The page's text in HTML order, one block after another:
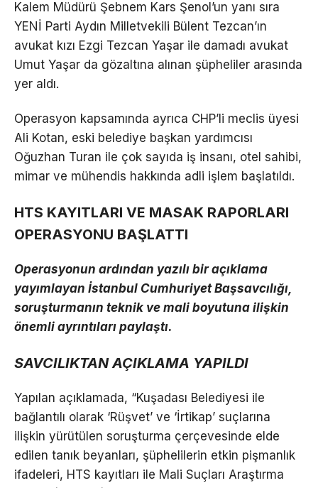
Kalem Müdürü Şebnem Kars Şenol’un yanı sıra
YENİ Parti Aydın Milletvekili Bülent Tezcan’ın
avukat kızı Ezgi Tezcan Yaşar ile damadı avukat
Umut Yaşar da gözaltına alınan şüpheliler arasında
yer aldı.
Operasyon kapsamında ayrıca CHP’li meclis üyesi
Ali Kotan, eski belediye başkan yardımcısı
Oğuzhan Turan ile çok sayıda iş insanı, otel sahibi,
mimar ve mühendis hakkında adli işlem başlatıldı.
HTS KAYITLARI VE MASAK RAPORLARI
OPERASYONU BAŞLATTI
Operasyonun ardından yazılı bir açıklama
yayımlayan İstanbul Cumhuriyet Başsavcılığı,
soruşturmanın teknik ve mali boyutuna ilişkin
önemli ayrıntıları paylaştı.
SAVCILIKTAN AÇIKLAMA YAPILDI
Yapılan açıklamada, “Kuşadası Belediyesi ile
bağlantılı olarak ‘Rüşvet’ ve ‘İrtikap’ suçlarına
ilişkin yürütülen soruşturma çerçevesinde elde
edilen tanık beyanları, şüphelilerin etkin pişmanlık
ifadeleri, HTS kayıtları ile Mali Suçları Araştırma